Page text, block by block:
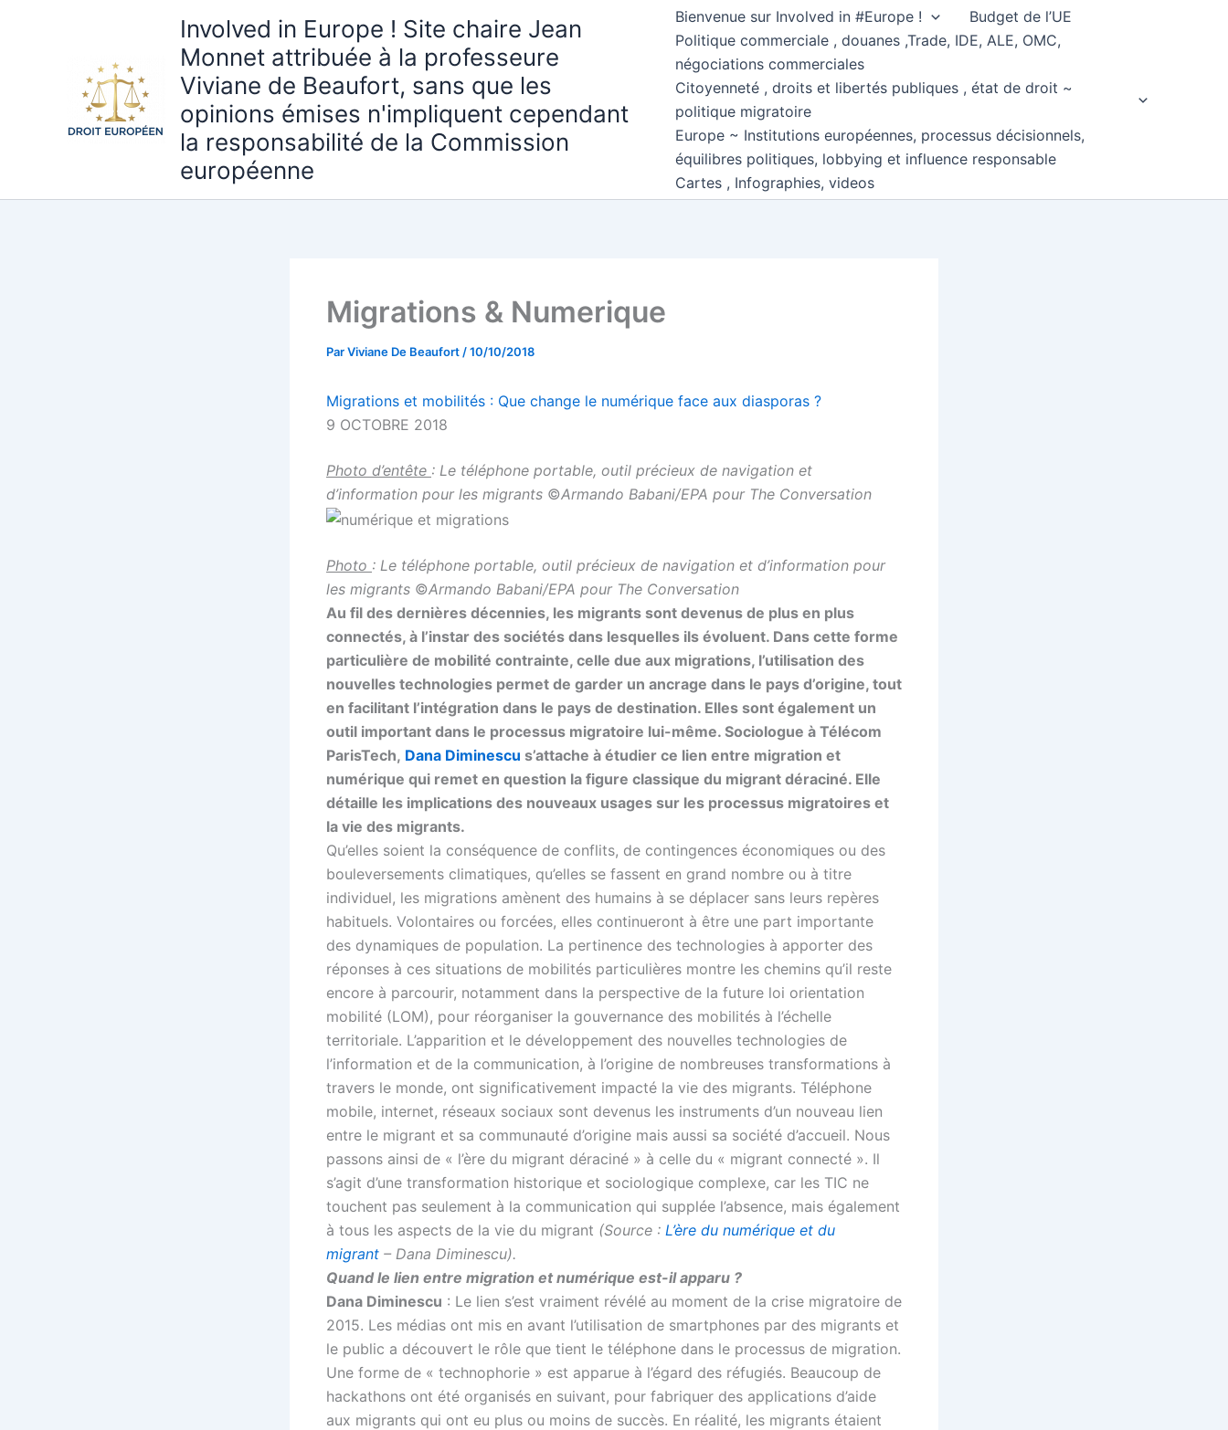
Involved in Europe ! Site chaire Jean
Monnet attribuée à la professeure
Viviane de Beaufort, sans que les
opinions émises n'impliquent cependant
la responsabilité de la Commission
européenne
Bienvenue sur Involved in #Europe !
Budget de l’UE
Politique commerciale , douanes ,Trade, IDE, ALE, OMC,
négociations commerciales
Citoyenneté , droits et libertés publiques , état de droit ~
politique migratoire
Europe ~ Institutions européennes, processus décisionnels,
équilibres politiques, lobbying et influence responsable
Cartes , Infographies, videos
Migrations & Numerique
ParViviane De Beaufort /10/10/2018
Migrations et mobilités : Que change le numérique face aux diasporas ?
9 OCTOBRE 2018
Photo d’entête : Le téléphone portable, outil précieux de navigation et
d’information pour les migrants ©Armando Babani/EPA pour The Conversation
Photo : Le téléphone portable, outil précieux de navigation et d’information pour
les migrants ©Armando Babani/EPA pour The Conversation
Au fil des dernières décennies, les migrants sont devenus de plus en plus
connectés, à l’instar des sociétés dans lesquelles ils évoluent. Dans cette forme
particulière de mobilité contrainte, celle due aux migrations, l’utilisation des
nouvelles technologies permet de garder un ancrage dans le pays d’origine, tout
en facilitant l’intégration dans le pays de destination. Elles sont également un
outil important dans le processus migratoire lui-même. Sociologue à Télécom
ParisTech, Dana Diminescu s’attache à étudier ce lien entre migration et
numérique qui remet en question la figure classique du migrant déraciné. Elle
détaille les implications des nouveaux usages sur les processus migratoires et
la vie des migrants.
Qu’elles soient la conséquence de conflits, de contingences économiques ou des
bouleversements climatiques, qu’elles se fassent en grand nombre ou à titre
individuel, les migrations amènent des humains à se déplacer sans leurs repères
habituels. Volontaires ou forcées, elles continueront à être une part importante
des dynamiques de population. La pertinence des technologies à apporter des
réponses à ces situations de mobilités particulières montre les chemins qu’il reste
encore à parcourir, notamment dans la perspective de la future loi orientation
mobilité (LOM), pour réorganiser la gouvernance des mobilités à l’échelle
territoriale. L’apparition et le développement des nouvelles technologies de
l’information et de la communication, à l’origine de nombreuses transformations à
travers le monde, ont significativement impacté la vie des migrants. Téléphone
mobile, internet, réseaux sociaux sont devenus les instruments d’un nouveau lien
entre le migrant et sa communauté d’origine mais aussi sa société d’accueil. Nous
passons ainsi de « l’ère du migrant déraciné » à celle du « migrant connecté ». Il
s’agit d’une transformation historique et sociologique complexe, car les TIC ne
touchent pas seulement à la communication qui supplée l’absence, mais également
à tous les aspects de la vie du migrant (Source : L’ère du numérique et du
migrant – Dana Diminescu).
Quand le lien entre migration et numérique est-il apparu ?
Dana Diminescu : Le lien s’est vraiment révélé au moment de la crise migratoire de
2015. Les médias ont mis en avant l’utilisation de smartphones par des migrants et
le public a découvert le rôle que tient le téléphone dans le processus de migration.
Une forme de « technophorie » est apparue à l’égard des réfugiés. Beaucoup de
hackathons ont été organisés en suivant, pour fabriquer des applications d’aide
aux migrants qui ont eu plus ou moins de succès. En réalité, les migrants étaient